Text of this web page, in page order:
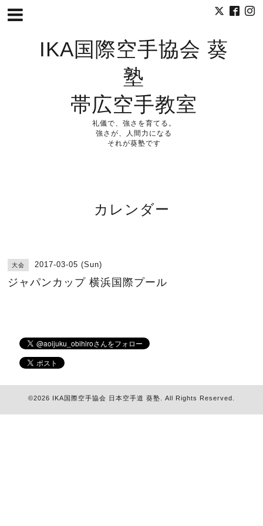
IKA国際空手協会 葵
塾
帯広空手教室
礼儀で、強さを育てる。
強さが、人間力になる
それが葵塾です
カレンダー
大会 2017-03-05 (Sun)
ジャパンカップ 横浜国際プール
©2026 IKA国際空手協会 日本空手道 葵塾 . All Rights Reserved.